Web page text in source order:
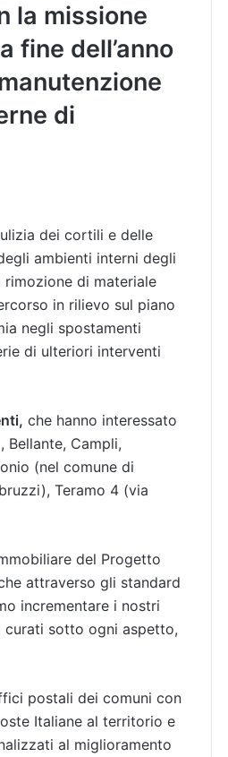
la missione
fine dell’anno
di
dei cortili e delle
ambienti interni degli
di materiale
in rilievo sul piano
negli spostamenti
di ulteriori interventi
che hanno interessato
Campli,
(nel comune di
Teramo 4 (via
del Progetto
attraverso gli standard
incrementare i nostri
sotto ogni aspetto,
postali dei comuni con
Italiane al territorio e
al miglioramento